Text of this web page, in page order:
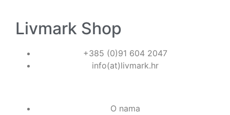
Livmark Shop
+385 (0)91 604 2047
info(at)livmark.hr
O nama